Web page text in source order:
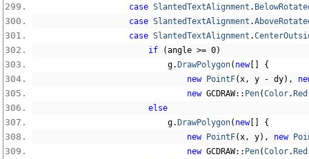
case SlantedTextAlignment .
case SlantedTextAlignment .
case SlantedTextAlignment .
if
(angle >= 0)
                            g
. DrawPolygon( new[]
{
new
PointF(x, y - dy),
new GCDRAW:: Pen(Color. Red
else
                            g
. DrawPolygon( new[]
{
new
PointF(x, y), new
new GCDRAW:: Pen(Color. Red